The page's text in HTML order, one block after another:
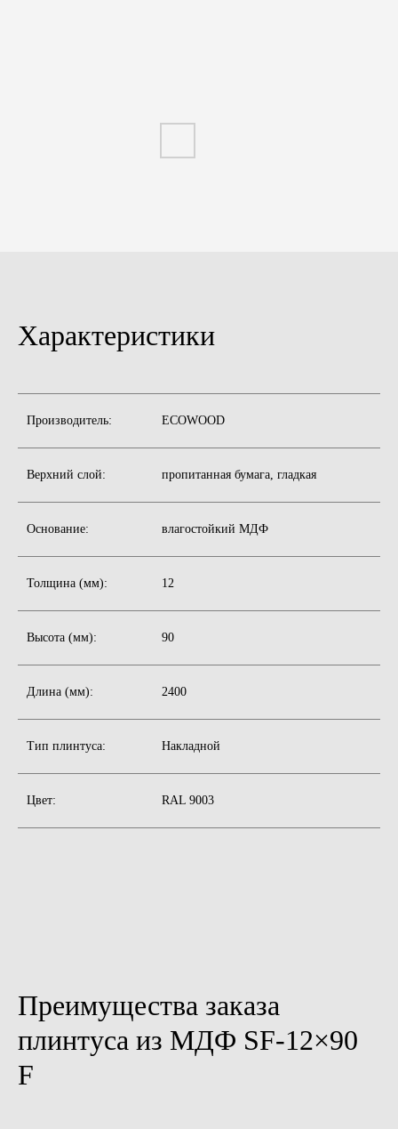
Характеристики
Производитель: ECOWOOD
Верхний слой: пропитанная бумага, гладкая
Основание: влагостойкий МДФ
Толщина (мм): 12
Высота (мм): 90
Длина (мм): 2400
Тип плинтуса: Накладной
Цвет: RAL 9003
Преимущества заказа
плинтуса из МДФ SF-12×90
F